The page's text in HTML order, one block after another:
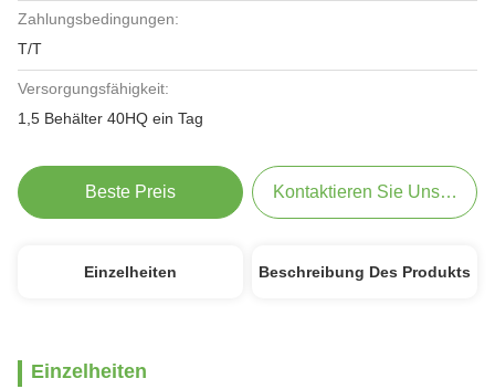
Zahlungsbedingungen:
T/T
Versorgungsfähigkeit:
1,5 Behälter 40HQ ein Tag
Beste Preis Kontaktieren Sie Uns Jetzt
Einzelheiten Beschreibung Des Produkts
Einzelheiten